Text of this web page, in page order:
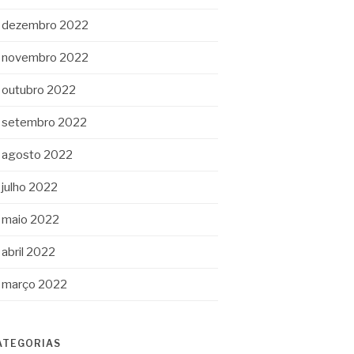
dezembro 2022
novembro 2022
outubro 2022
setembro 2022
agosto 2022
julho 2022
maio 2022
abril 2022
março 2022